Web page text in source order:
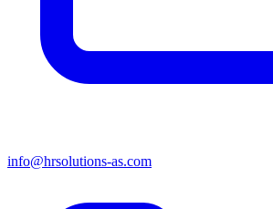
info@hrsolutions-as.com